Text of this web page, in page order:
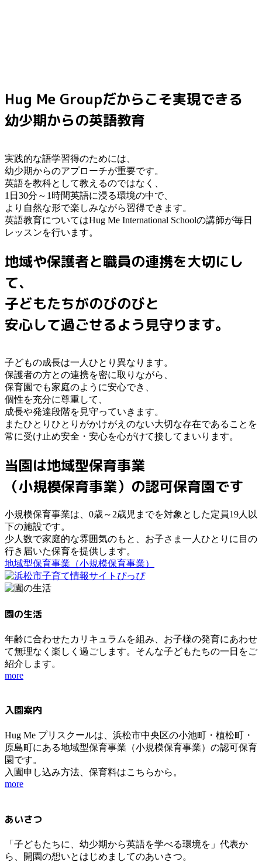
Hug Me Groupだからこそ実現できる
幼少期からの英語教育
実践的な語学習得のためには、
幼少期からのアプローチが重要です。
英語を教科として教えるのではなく、
1日30分～1時間英語に浸る環境の中で、
より自然な形で楽しみながら習得できます。
英語教育についてはHug Me International Schoolの講師が毎日
レッスンを行います。
地域や保護者と職員の連携を大切にし
て、
子どもたちがのびのびと
安心して過ごせるよう見守ります。
子どもの成長は一人ひとり異なります。
保護者の方との連携を密に取りながら、
保育園でも家庭のように安心でき、
個性を充分に尊重して、
成長や発達段階を見守っていきます。
またひとりひとりがかけがえのない大切な存在であることを
常に受け止め安全・安心を心がけて接してまいります。
当園は地域型保育事業
（小規模保育事業）の認可保育園です
小規模保育事業は、0歳～2歳児までを対象とした定員19人以
下の施設です。
少人数で家庭的な雰囲気のもと、お子さま一人ひとりに目の
行き届いた保育を提供します。
地域型保育事業（小規模保育事業）
園の生活
年齢に合わせたカリキュラムを組み、お子様の発育にあわせ
て無理なく楽しく過ごします。そんな子どもたちの一日をご
紹介します。
more
入園案内
Hug Me プリスクールは、浜松市中央区の小池町・植松町・
原島町にある地域型保育事業（小規模保育事業）の認可保育
園です。
入園申し込み方法、保育料はこちらから。
more
あいさつ
「子どもたちに、幼少期から英語を学べる環境を」代表か
ら、開園の想いとはじめましてのあいさつ。